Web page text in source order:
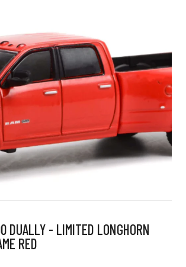
DUALLY - LIMITED LONGHORN
RED